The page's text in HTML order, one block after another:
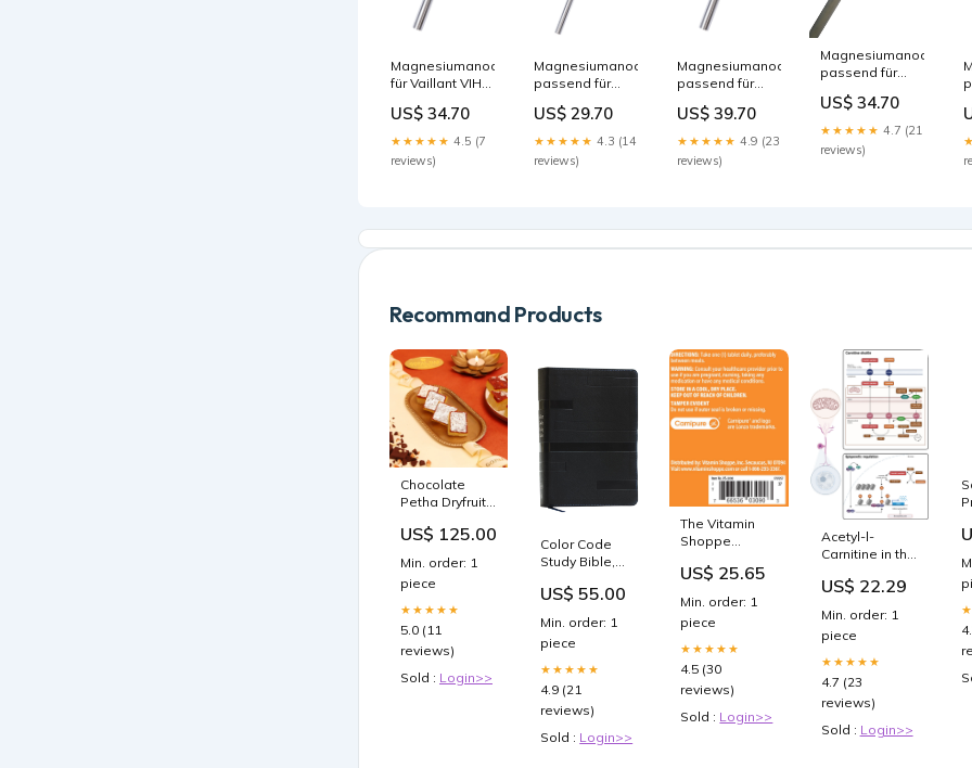
Magnesiumanode
für Vaillant VIH
(VORNE) 3
US$ 34.70
★★★★★ 4.5 (7
reviews)
Magnesiumanode
passend für
lds 500
US$ 29.70
★★★★★ 4.3 (14
reviews)
Magnesiumanode
passend für
500/6 b300w
US$ 39.70
★★★★★ 4.9 (23
reviews)
Magnesiumanode
passend für
300/5 L200
US$ 34.70
★★★★★ 4.7 (21
reviews)
Recommand Products
Chocolate
Petha Dryfruits
US$ 125.00
Min. order: 1
piece
★★★★★
5.0 (11
reviews)
Sold : Login>>
Color Code
Study Bible,
God's Truth
(KJV, Black
Leathersoft,
Red Letter)
driven;emotional;atmospheric;psychological;introspective;domestic
US$ 55.00
Min. order: 1
piece
★★★★★
4.9 (21
reviews)
Sold : Login>>
The Vitamin
Shoppe
Carnitine
Supplement
Tablets With
1000 mg
Delivery Near
Me | Order
Online
US$ 25.65
Min. order: 1
piece
★★★★★
4.5 (30
reviews)
Sold : Login>>
Acetyl-l-
Carnitine in the
Peripheral
Neuropathies:
A Narrative
Review | Pain
and Therapy
US$ 22.29
Min. order: 1
piece
★★★★★
4.7 (23
reviews)
Sold : Login>>